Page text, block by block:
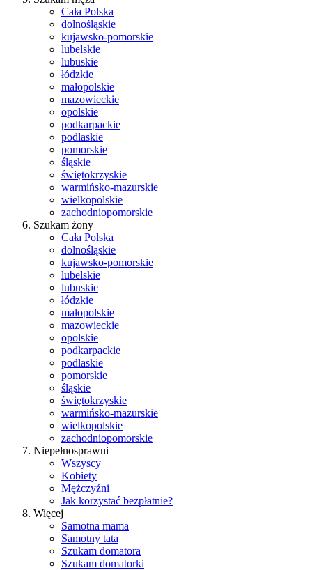
Cała Polska
dolnośląskie
kujawsko-pomorskie
lubelskie
lubuskie
łódzkie
małopolskie
mazowieckie
opolskie
podkarpackie
podlaskie
pomorskie
śląskie
świętokrzyskie
warmińsko-mazurskie
wielkopolskie
zachodniopomorskie
Szukam żony
Cała Polska
dolnośląskie
kujawsko-pomorskie
lubelskie
lubuskie
łódzkie
małopolskie
mazowieckie
opolskie
podkarpackie
podlaskie
pomorskie
śląskie
świętokrzyskie
warmińsko-mazurskie
wielkopolskie
zachodniopomorskie
Niepełnosprawni
Wszyscy
Kobiety
Mężczyźni
Jak korzystać bezpłatnie?
Więcej
Samotna mama
Samotny tata
Szukam domatora
Szukam domatorki